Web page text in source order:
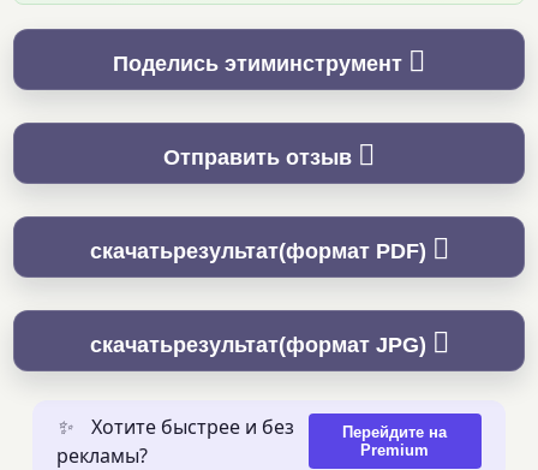
Поделись этиминструмент
Отправить отзыв
скачатьрезультат(формат PDF)
скачатьрезультат(формат JPG)
✨
Хотите быстрее и без
рекламы?
Перейдите на
Premium